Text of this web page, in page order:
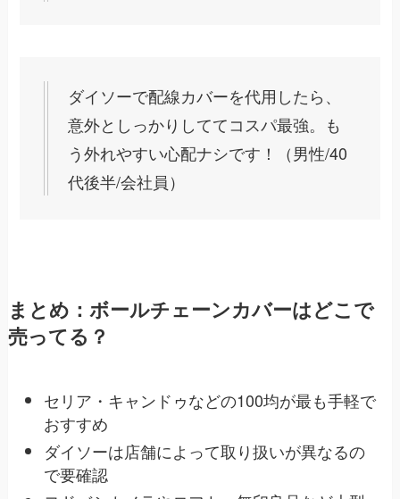
ダイソーで配線カバーを代用したら、
意外としっかりしててコスパ最強。も
う外れやすい心配ナシです！（男性/40
代後半/会社員）
まとめ：ボールチェーンカバーはどこで
売ってる？
セリア・キャンドゥなどの100均が最も手軽で
おすすめ
ダイソーは店舗によって取り扱いが異なるの
で要確認